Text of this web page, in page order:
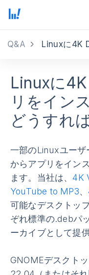
Q&A
Linuxに
リをイン
どうすれ
一部のLinuxユー
からアプリをイン
ます。当社は、4K
YouTube to MP3、
可能なデスクトッ
ぞれ標準の.debパ
ーカイブとして提
GNOMEデスクト